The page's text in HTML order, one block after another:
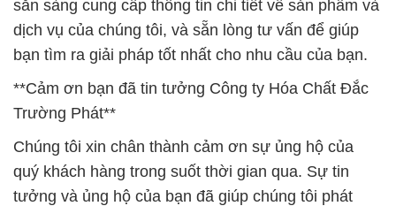
sẵn sàng cung cấp thông tin chi tiết về sản phẩm và
dịch vụ của chúng tôi, và sẵn lòng tư vấn để giúp
bạn tìm ra giải pháp tốt nhất cho nhu cầu của bạn.
**Cảm ơn bạn đã tin tưởng Công ty Hóa Chất Đắc
Trường Phát**
Chúng tôi xin chân thành cảm ơn sự ủng hộ của
quý khách hàng trong suốt thời gian qua. Sự tin
tưởng và ủng hộ của bạn đã giúp chúng tôi phát